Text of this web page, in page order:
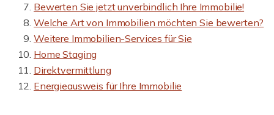
Bewerten Sie jetzt unverbindlich Ihre Immobilie!
Welche Art von Immobilien möchten Sie bewerten?
Weitere Immobilien-Services für Sie
Home Staging
Direktvermittlung
Energieausweis für Ihre Immobilie